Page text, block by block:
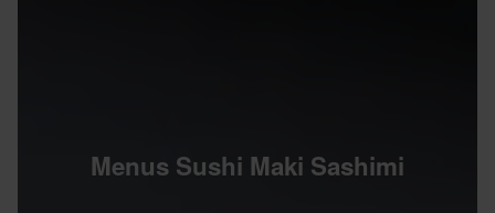
Menus Sushi Maki Sashimi